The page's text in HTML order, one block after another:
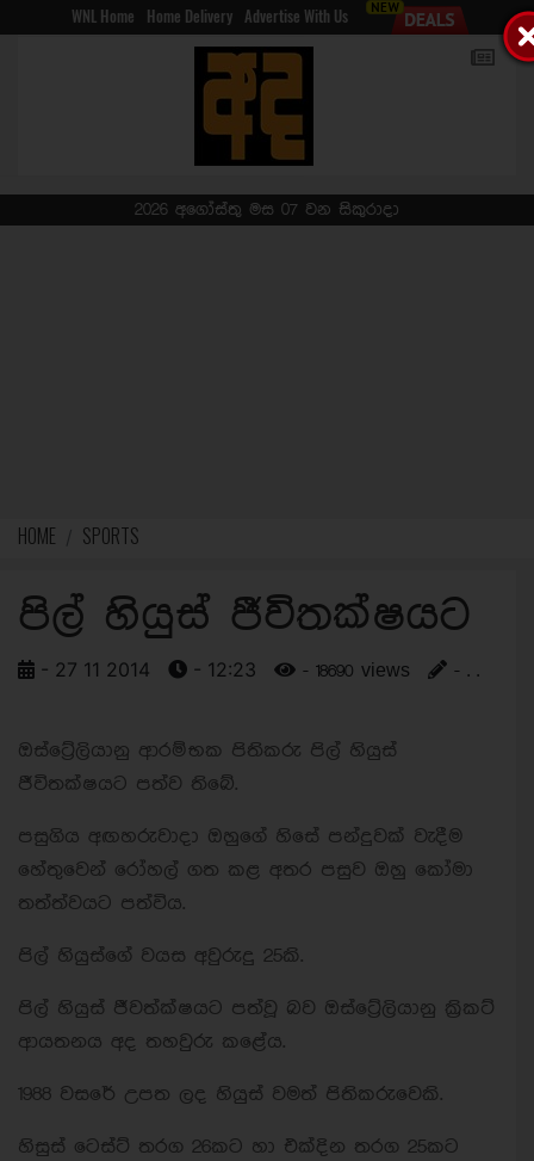
WNL Home Home Delivery Advertise With Us
2026 අගෝස්තු මස 07 වන සිකුරාදා
HOME SPORTS
පිල් හියුස් ජීවිතක්ෂයට
- 27 11 2014 - 12:23 - 18690 views - . .
ඔස්ට්‍රේලියානු ආරම්භක පිතිකරු පිල් හියුස්
ජීවිතක්ෂයට පත්ව තිබේ.
පසුගිය අඟහරුවාදා ඔහුගේ හිසේ පන්දුවක් වැදීම
හේතුවෙන් රෝහල් ගත කළ අතර පසුව ඔහු කෝමා
තත්ත්වයට පත්විය.
පිල් හියුස්ගේ වයස අවුරුදු 25කි.
පිල් හියුස් ජීවත්ක්ෂයට පත්වූ බව ඔස්ට්‍රේලියානු ක්‍රිකට්
ආයතනය අද තහවුරු කළේය.
1988 වසරේ උපත ලද හියුස් වමත් පිතිකරුවෙකි.
හිසුස් ටෙස්ට් තරග 26කට හා එක්දින තරග 25කට